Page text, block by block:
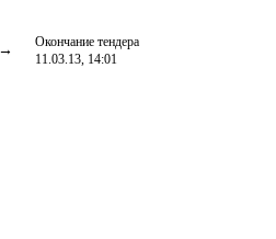
Окончание тендера
11.03.13, 14:01